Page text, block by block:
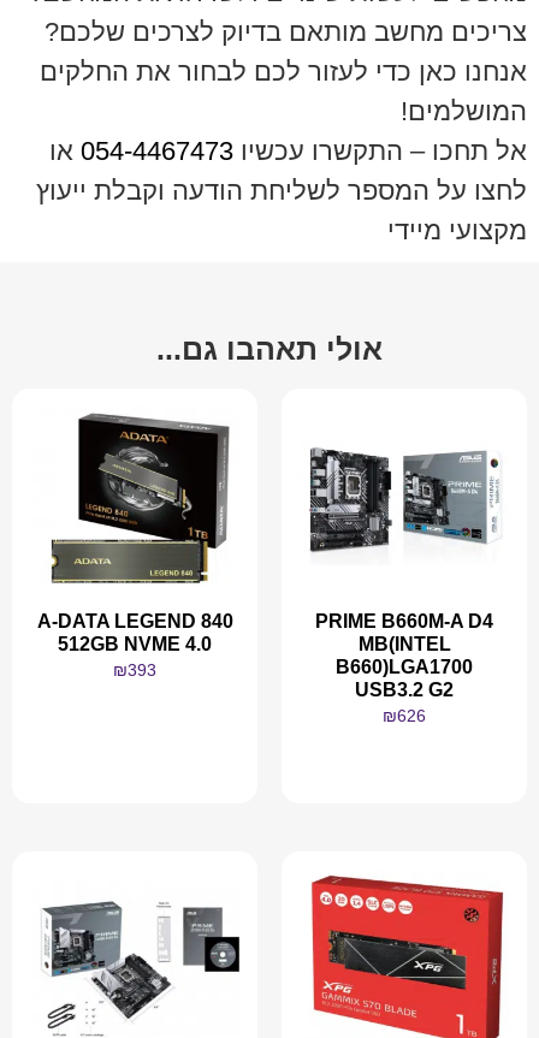
צריכים מחשב מותאם בדיוק לצרכים שלכם?
אנחנו כאן כדי לעזור לכם לבחור את החלקים
המושלמים!
אל תחכו – התקשרו עכשיו 054-4467473 או
לחצו על המספר לשליחת הודעה וקבלת ייעוץ
מקצועי מיידי
אולי תאהבו גם...
PRIME B660M-A D4
MB(INTEL
B660)LGA1700
USB3.2 G2
₪626
A-DATA LEGEND 840
512GB NVME 4.0
₪393